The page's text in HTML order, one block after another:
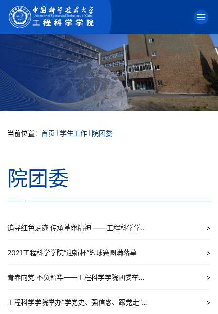
当前位置： 首页 学生工作 院团委
院团委
追寻红色足迹 传承革命精神 ——工程科学学院研究生会团支部主题团...
2021工程科学学院“迎新杯”篮球赛圆满落幕
青春向党 不负韶华——工程科学学院团委举办2021级本科新生主题团...
工程科学学院举办“学党史、强信念、跟党走”特别主题团日暨本科...